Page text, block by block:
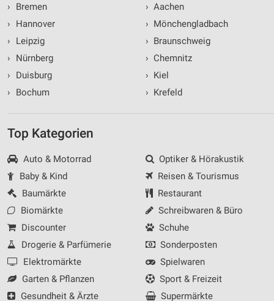
›
Bremen
›
Hannover
›
Leipzig
›
Nürnberg
›
Duisburg
›
Bochum
› Aachen
› Mönchengladbach
› Braunschweig
› Chemnitz
› Kiel
› Krefeld
Top Kategorien
Auto & Motorrad
Baby & Kind
Baumärkte
Biomärkte
Discounter
Drogerie & Parfümerie
Elektromärkte
Garten & Pflanzen
Gesundheit & Ärzte
Optiker & Hörakustik
Reisen & Tourismus
Restaurant
Schreibwaren & Büro
Schuhe
Sonderposten
Spielwaren
Sport & Freizeit
Supermärkte